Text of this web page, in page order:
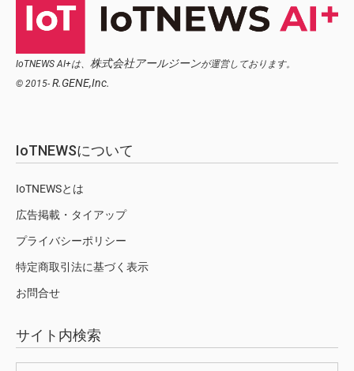
IoTNEWS AI+は、 株式会社アールジーンが運営しております。
© 2015- R.GENE,Inc.
IoTNEWSについて
IoTNEWSとは
広告掲載・タイアップ
プライバシーポリシー
特定商取引法に基づく表示
お問合せ
サイト内検索